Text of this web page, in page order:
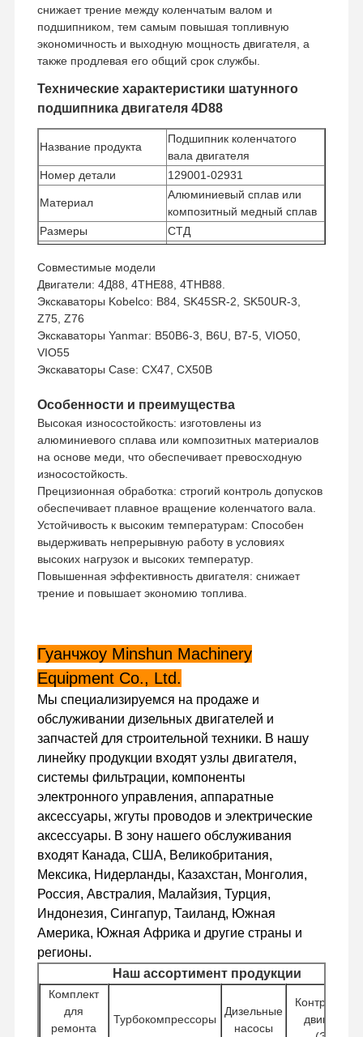
Экскурсия
По Заводу
Контроль
Качества
Свяжитесь С
Нами
Новости
Двигатель Perkins
Двигатель Yanmar
Двигатель Кубота
Двигатель Isuzu
Двигатель Cummins
снижает трение между коленчатым валом и
подшипником, тем самым повышая топливную
экономичность и выходную мощность двигателя, а
также продлевая его общий срок службы.
Технические характеристики шатунного
подшипника двигателя 4D88
Название продукта
Подшипник коленчатого
вала двигателя
Номер детали
129001-02931
Материал
Алюминиевый сплав или
композитный медный сплав
Размеры
СТД
количество заказа
Способ оплаты Вестерн Юнион, Т/Т
Способ доставки
УПС/ДХЛ/ЭМС/ТНТ/Федерал
Совместимые модели
Двигатели: 4Д88, 4ТНЕ88, 4ТНВ88.
Экскаваторы Kobelco: B84, SK45SR-2, SK50UR-3,
Z75, Z76
Экскаваторы Yanmar: B50B6-3, B6U, B7-5, VIO50,
VIO55
Экскаваторы Case: CX47, CX50B
Особенности и преимущества
Высокая износостойкость: изготовлены из
алюминиевого сплава или композитных материалов
на основе меди, что обеспечивает превосходную
износостойкость.
Прецизионная обработка: строгий контроль допусков
обеспечивает плавное вращение коленчатого вала.
Устойчивость к высоким температурам: Способен
выдерживать непрерывную работу в условиях
высоких нагрузок и высоких температур.
Повышенная эффективность двигателя: снижает
трение и повышает экономию топлива.
Гуанчжоу Minshun Machinery
Equipment Co., Ltd.
Мы специализируемся на продаже и
обслуживании дизельных двигателей и
запчастей для строительной техники. В нашу
линейку продукции входят узлы двигателя,
системы фильтрации, компоненты
электронного управления, аппаратные
аксессуары, жгуты проводов и электрические
аксессуары. В зону нашего обслуживания
входят Канада, США, Великобритания,
Мексика, Нидерланды, Казахстан, Монголия,
Россия, Австралия, Малайзия, Турция,
Индонезия, Сингапур, Таиланд, Южная
Америка, Южная Африка и другие страны и
регионы.
Наш ассортимент продукции
Комплект
для
ремонта
Турбокомпрессоры
Дизельные
насосы
двигателя